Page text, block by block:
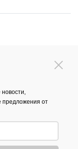
новости,
предложения от